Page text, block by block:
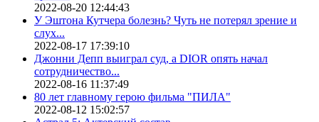
2022-08-20 12:44:43
У Эштона Кутчера болезнь? Чуть не потерял зрение и
слух...
2022-08-17 17:39:10
Джонни Депп выиграл суд, а DIOR опять начал
сотрудничество...
2022-08-16 11:37:49
80 лет главному герою фильма "ПИЛА"
2022-08-12 15:02:57